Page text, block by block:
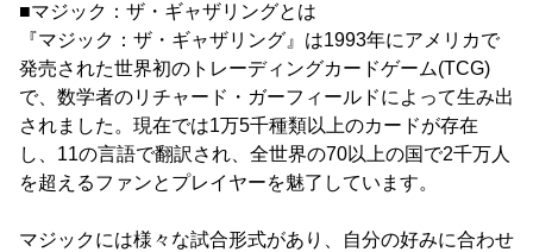
■マジック：ザ・ギャザリングとは
『マジック：ザ・ギャザリング』は1993年にアメリカで
発売された世界初のトレーディングカードゲーム(TCG)
で、数学者のリチャード・ガーフィールドによって生み出
されました。現在では1万5千種類以上のカードが存在
し、11の言語で翻訳され、全世界の70以上の国で2千万人
を超えるファンとプレイヤーを魅了しています。
マジックには様々な試合形式があり、自分の好みに合わせ